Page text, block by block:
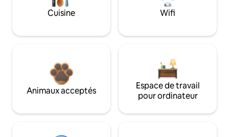
Cuisine Wifi
Animaux acceptés
Espace de travail
pour ordinateur